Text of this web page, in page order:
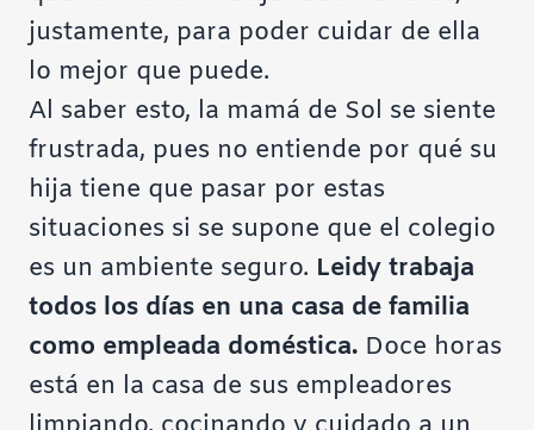
justamente, para poder cuidar de ella
lo mejor que puede.
Al saber esto, la mamá de Sol se siente
frustrada, pues no entiende por qué su
hija tiene que pasar por estas
situaciones si se supone que el colegio
es un ambiente seguro. Leidy trabaja
todos los días en una casa de familia
como empleada doméstica. Doce horas
está en la casa de sus empleadores